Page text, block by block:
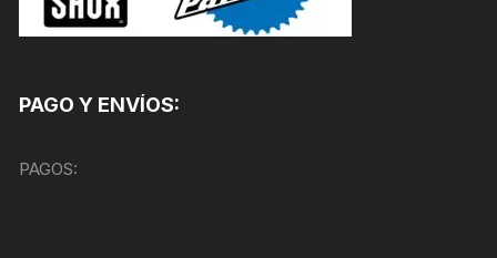
PAGO Y ENVÍOS:
PAGOS: